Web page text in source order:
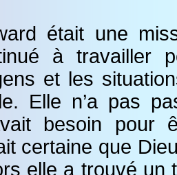
était une
à travailler
et les
Elle n’a pas
besoin pour
certaine que
elle a trouvé un